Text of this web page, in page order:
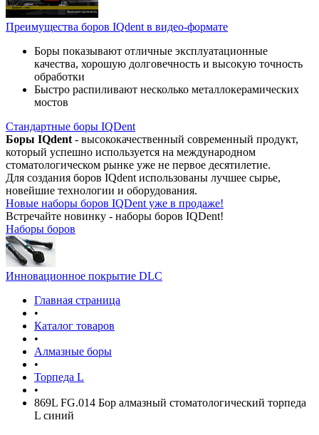
Преимущества боров IQdent в видео-формате
Боры показывают отличные эксплуатационные
качества, хорошую долговечность и высокую точность
обработки
Быстро распиливают несколько металлокерамических
мостов
Стандартные боры IQDent
Боры IQdent - высококачественный современный продукт,
который успешно используется на международном
стоматологическом рынке уже не первое десятилетие.
Для создания боров IQdent использованы лучшее сырье,
новейшие технологии и оборудования.
Новые наборы боров IQDent уже в продаже!
Встречайте новинку - наборы боров IQDent!
Наборы боров
Инновационное покрытие DLC
Главная страница
•
Каталог товаров
•
Алмазные боры
•
Торпеда L
•
869L FG.014 Бор алмазный стоматологический торпеда
L синий